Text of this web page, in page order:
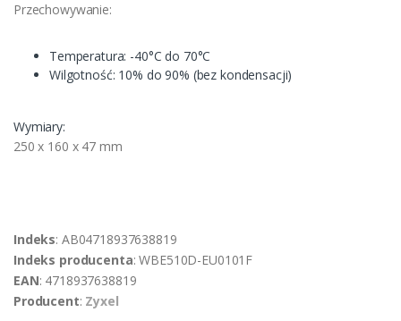
Przechowywanie:
Temperatura: -40°C do 70°C
Wilgotność: 10% do 90% (bez kondensacji)
Wymiary:
250 x 160 x 47 mm
Indeks: AB04718937638819
Indeks producenta: WBE510D-EU0101F
EAN: 4718937638819
Producent: Zyxel